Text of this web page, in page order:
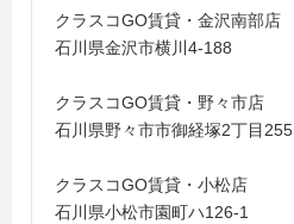
クラスコGO賃貸・金沢南部店
石川県金沢市横川4-188
クラスコGO賃貸・野々市店
石川県野々市市御経塚2丁目255
クラスコGO賃貸・小松店
石川県小松市園町ハ126-1